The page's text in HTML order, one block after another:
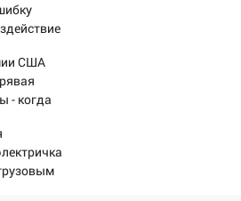
США
- когда